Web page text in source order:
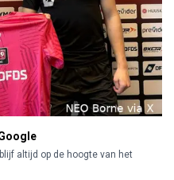
altijd op de hoogte van het